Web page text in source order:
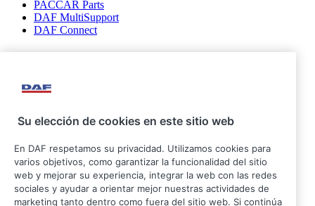
PACCAR Parts
DAF MultiSupport
DAF Connect
Síganos
Su elección de cookies en este sitio web
En DAF respetamos su privacidad. Utilizamos cookies para
varios objetivos, como garantizar la funcionalidad del sitio
web y mejorar su experiencia, integrar la web con las redes
sociales y ayudar a orientar mejor nuestras actividades de
marketing tanto dentro como fuera del sitio web. Si continúa